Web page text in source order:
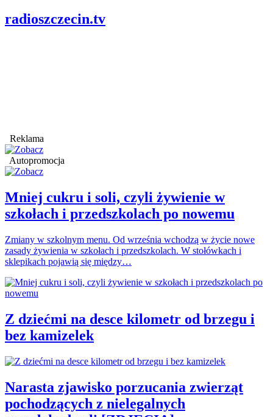
radioszczecin.tv
Reklama
Autopromocja
Mniej cukru i soli, czyli żywienie w
szkołach i przedszkolach po nowemu
Zmiany w szkolnym menu. Od września wchodzą w życie nowe
zasady żywienia w szkołach i przedszkolach. W stołówkach i
sklepikach pojawią się między…
Z dziećmi na desce kilometr od brzegu i
bez kamizelek
Narasta zjawisko porzucania zwierząt
pochodzących z nielegalnych